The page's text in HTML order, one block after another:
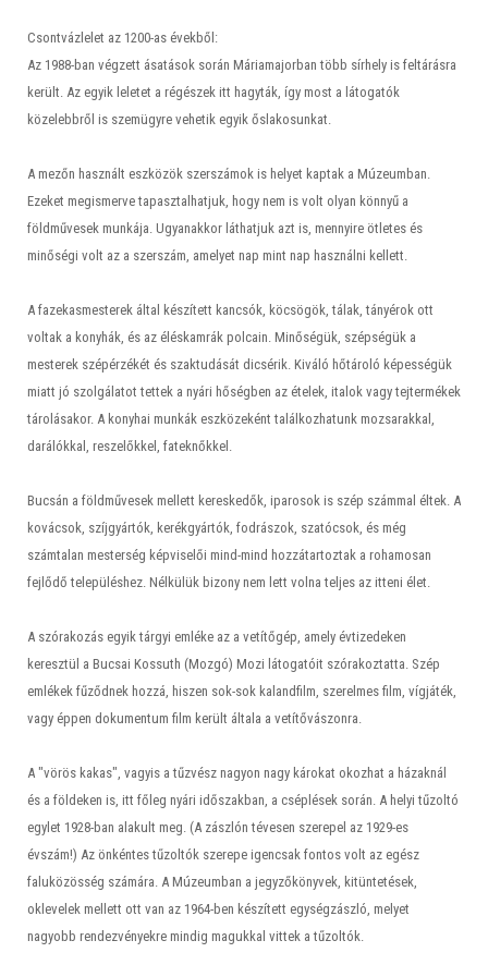
Csontvázlelet az 1200-as évekből:
Az 1988-ban végzett ásatások során Máriamajorban több sírhely is feltárásra
került. Az egyik leletet a régészek itt hagyták, így most a látogatók
közelebbről is szemügyre vehetik egyik őslakosunkat.
A mezőn használt eszközök szerszámok is helyet kaptak a Múzeumban.
Ezeket megismerve tapasztalhatjuk, hogy nem is volt olyan könnyű a
földművesek munkája. Ugyanakkor láthatjuk azt is, mennyire ötletes és
minőségi volt az a szerszám, amelyet nap mint nap használni kellett.
A fazekasmesterek által készített kancsók, köcsögök, tálak, tányérok ott
voltak a konyhák, és az éléskamrák polcain. Minőségük, szépségük a
mesterek szépérzékét és szaktudását dicsérik. Kiváló hőtároló képességük
miatt jó szolgálatot tettek a nyári hőségben az ételek, italok vagy tejtermékek
tárolásakor. A konyhai munkák eszközeként találkozhatunk mozsarakkal,
darálókkal, reszelőkkel, fateknőkkel.
Bucsán a földművesek mellett kereskedők, iparosok is szép számmal éltek. A
kovácsok, szíjgyártók, kerékgyártók, fodrászok, szatócsok, és még
számtalan mesterség képviselői mind-mind hozzátartoztak a rohamosan
fejlődő településhez. Nélkülük bizony nem lett volna teljes az itteni élet.
A szórakozás egyik tárgyi emléke az a vetítőgép, amely évtizedeken
keresztül a Bucsai Kossuth (Mozgó) Mozi látogatóit szórakoztatta. Szép
emlékek fűződnek hozzá, hiszen sok-sok kalandfilm, szerelmes film, vígjáték,
vagy éppen dokumentum film került általa a vetítővászonra.
A "vörös kakas", vagyis a tűzvész nagyon nagy károkat okozhat a házaknál
és a földeken is, itt főleg nyári időszakban, a cséplések során. A helyi tűzoltó
egylet 1928-ban alakult meg. (A zászlón tévesen szerepel az 1929-es
évszám!) Az önkéntes tűzoltók szerepe igencsak fontos volt az egész
faluközösség számára. A Múzeumban a jegyzőkönyvek, kitüntetések,
oklevelek mellett ott van az 1964-ben készített egységzászló, melyet
nagyobb rendezvényekre mindig magukkal vittek a tűzoltók.